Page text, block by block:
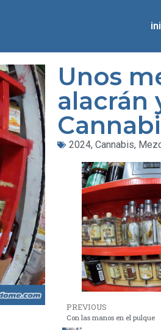
Unos
alacrán
2024, Cannabis,
PREVIOUS
Con las manos en el pulque